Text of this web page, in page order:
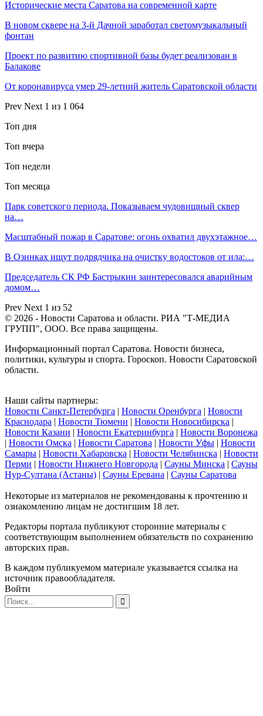
Исторические места Саратова на современной карте
В новом сквере на 3-й Дачной заработал светомузыкальный
фонтан
Проект по развитию спортивной базы будет реализован в
Балакове
От коронавируса умер 29-летний житель Саратовской области
Prev Next 1 из 1 064
Топ дня
Топ вчера
Топ недели
Топ месяца
Парк советского периода. Показываем чудовищный сквер
на…
Масштабный пожар в Саратове: огонь охватил двухэтажное…
В Озинках ищут подрядчика на очистку водостоков от ила:…
Председатель СК РФ Бастрыкин заинтересовался аварийным
домом…
Prev Next 1 из 52
© 2026 - Новости Саратова и области. РИА "Т-МЕДИА
ГРУПП", ООО. Все права защищены.
Информационный портал Саратова. Новости бизнеса,
политики, культуры и спорта. Гороскоп. Новости Саратовской
области.
Наши сайты партнеры:
Новости Санкт-Петербурга | Новости Оренбурга | Новости
Краснодара | Новости Тюмени | Новости Новосибирска |
Новости Казани | Новости Екатеринбурга | Новости Воронежа
| Новости Омска | Новости Саратова | Новости Уфы | Новости
Самары | Новости Хабаровска | Новости Челябинска | Новости
Перми | Новости Нижнего Новгорода | Сауны Минска | Сауны
Нур-Султана (Астаны) | Сауны Еревана | Сауны Саратова
Некоторые из материалов не рекомендованы к прочтению и
ознакомлению лицам не достигшим 18 лет.
Редакторы портала публикуют сторонние материалы с
соответствующим выполнением обязательств по сохранению
авторских прав.
В каждом публикуемом материале указывается ссылка на
источник правообладателя.
Войти